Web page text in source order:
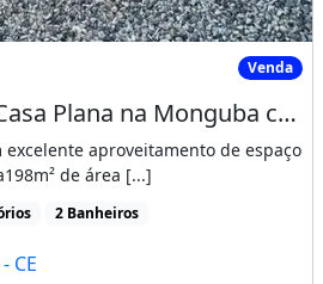
Casa Plana na Monguba com
Venda
Última Unidade, Casa Plana na Monguba com Suíte, 3 Vagas e Minha Casa Minha Vida
aproveitamento de espaço
de área [...]
2 Banheiros
CE